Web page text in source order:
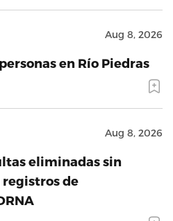
Aug 8, 2026
en Río Piedras
Aug 8, 2026
eliminadas sin
registros de